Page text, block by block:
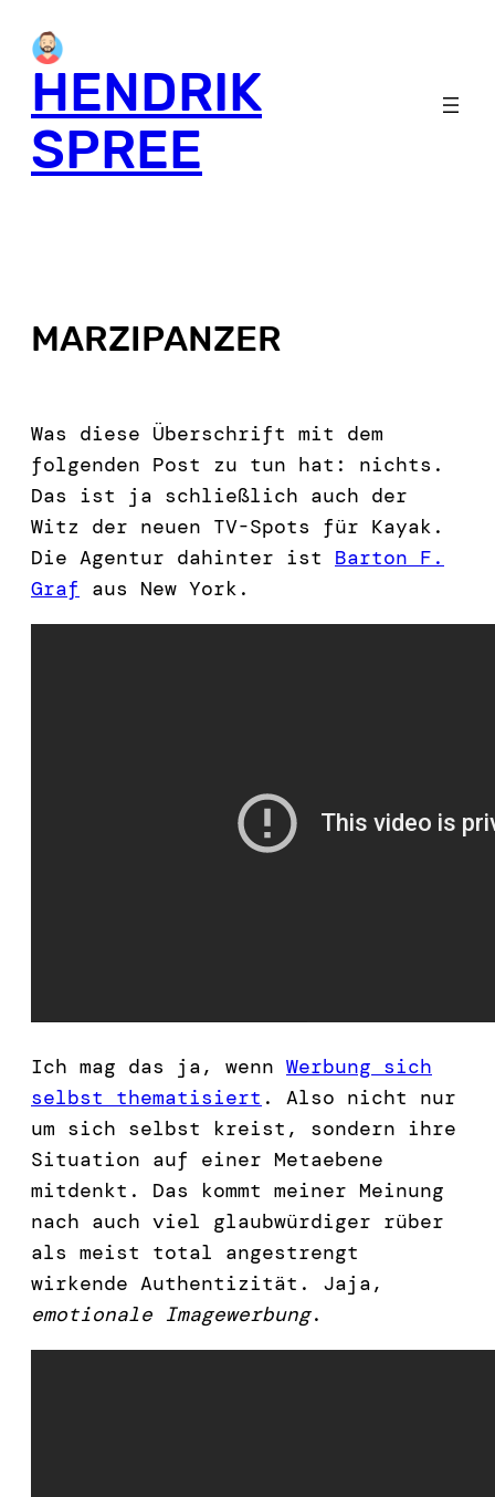
HENDRIK
SPREE
MARZIPANZER
Was diese Überschrift mit dem
folgenden Post zu tun hat: nichts.
Das ist ja schließlich auch der
Witz der neuen TV-Spots für Kayak.
Die Agentur dahinter ist Barton F.
Graf aus New York.
Ich mag das ja, wenn Werbung sich
selbst thematisiert . Also nicht nur
um sich selbst kreist, sondern ihre
Situation auf einer Metaebene
mitdenkt. Das kommt meiner Meinung
nach auch viel glaubwürdiger rüber
als meist total angestrengt
wirkende Authentizität. Jaja,
emotionale Imagewerbung.